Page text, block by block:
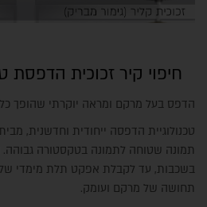
חיפוי קיר זכוכית
הדפס בעל מרקם ומראה יוקרתי שהופך
טכנולוגיית הדפסה ייחודית וחדשנית,
תמונה שטוחה לתמונה בטקסטורה
בשכבות, עד לקבלת אפקט תלת מימדי
תחושה של מרקם ועומק.